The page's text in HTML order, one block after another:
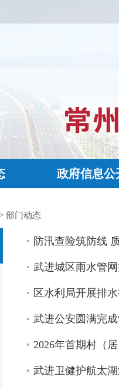
政府信息公
部门动态
防汛查险筑防线
武进城区雨水管
区水利局开展排
武进公安圆满完
2026年首期村（
武进卫健护航太